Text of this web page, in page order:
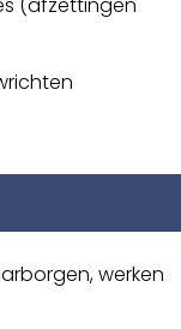
(afzettingen
werken